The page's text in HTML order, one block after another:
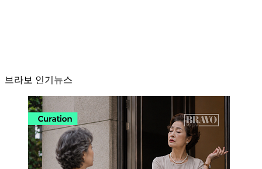
브라보 인기뉴스